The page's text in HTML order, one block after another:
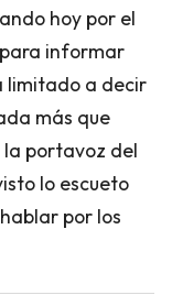
hoy por el
informar
limitado a decir
más que
portavoz del
lo escueto
por los